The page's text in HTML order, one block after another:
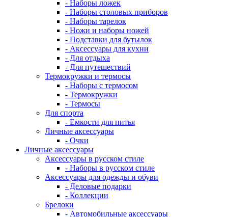
- Наборы ложек
- Наборы столовых приборов
- Наборы тарелок
- Ножи и наборы ножей
- Подставки для бутылок
- Аксессуары для кухни
- Для отдыха
- Для путешествий
Термокружки и термосы
- Наборы с термосом
- Термокружки
- Термосы
Для спорта
- Емкости для питья
Личные аксессуары
- Очки
Личные аксессуары
Аксессуары в русском стиле
- Наборы в русском стиле
Аксессуары для одежды и обуви
- Деловые подарки
- Коллекции
Брелоки
- Автомобильные аксессуары